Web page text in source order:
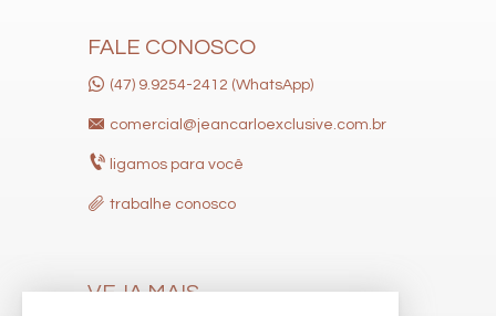
FALE CONOSCO
(47) 9.9254-2412 (WhatsApp)
comercial@jeancarloexclusive.com.br
ligamos para você
trabalhe conosco
VEJA MAIS